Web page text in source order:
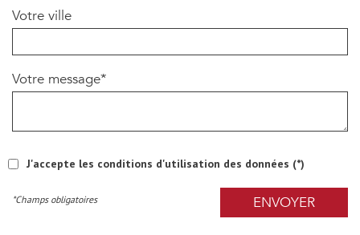
Votre ville
Votre message*
J'accepte les conditions d'utilisation des données (*)
ENVOYER
*Champs obligatoires